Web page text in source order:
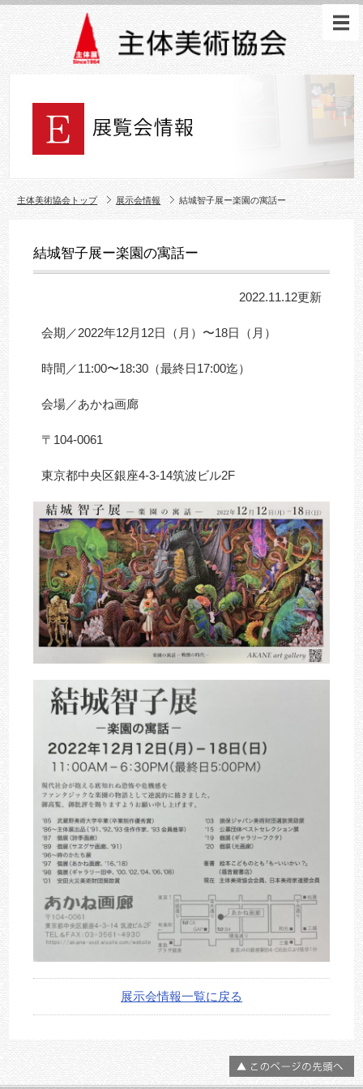
主体美術協会トップ 展示会情報 結城智子展ー楽園の寓話ー
結城智子展ー楽園の寓話ー
2022.11.12更新
会期／2022年12月12日（月）〜18日（月）
時間／11:00〜18:30（最終日17:00迄）
会場／あかね画廊
〒104-0061
東京都中央区銀座4-3-14筑波ビル2F
展示会情報一覧に戻る